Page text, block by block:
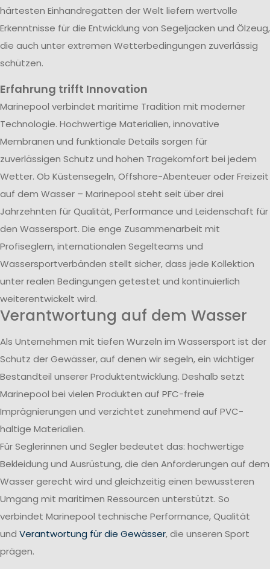
härtesten Einhandregatten der Welt liefern wertvolle
Erkenntnisse für die Entwicklung von Segeljacken und Ölzeug,
die auch unter extremen Wetterbedingungen zuverlässig
schützen.
Erfahrung trifft Innovation
Marinepool verbindet maritime Tradition mit moderner
Technologie. Hochwertige Materialien, innovative
Membranen und funktionale Details sorgen für
zuverlässigen Schutz und hohen Tragekomfort bei jedem
Wetter. Ob Küstensegeln, Offshore-Abenteuer oder Freizeit
auf dem Wasser – Marinepool steht seit über drei
Jahrzehnten für Qualität, Performance und Leidenschaft für
den Wassersport. Die enge Zusammenarbeit mit
Profiseglern, internationalen Segelteams und
Wassersportverbänden stellt sicher, dass jede Kollektion
unter realen Bedingungen getestet und kontinuierlich
weiterentwickelt wird.
Verantwortung auf dem Wasser
Als Unternehmen mit tiefen Wurzeln im Wassersport ist der
Schutz der Gewässer, auf denen wir segeln, ein wichtiger
Bestandteil unserer Produktentwicklung. Deshalb setzt
Marinepool bei vielen Produkten auf PFC-freie
Imprägnierungen und verzichtet zunehmend auf PVC-
haltige Materialien.
Für Seglerinnen und Segler bedeutet das: hochwertige
Bekleidung und Ausrüstung, die den Anforderungen auf dem
Wasser gerecht wird und gleichzeitig einen bewussteren
Umgang mit maritimen Ressourcen unterstützt. So
verbindet Marinepool technische Performance, Qualität
und Verantwortung für die Gewässer, die unseren Sport
prägen.